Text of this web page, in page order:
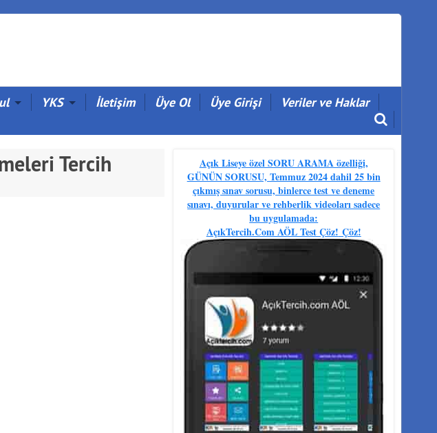
YKS İletişim Üye Ol Üye Girişi Veriler ve Haklar
Tercih
Açık Liseye özel SORU ARAMA özelliği,
GÜNÜN SORUSU, Temmuz 2024 dahil 25 bin
çıkmış sınav sorusu, binlerce test ve deneme
sınavı, duyurular ve rehberlik videoları sadece
bu uygulamada:
AçıkTercih.Com AÖL Test Çöz! Çöz!